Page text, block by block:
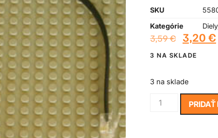
SKU
Kategórie
Diely
3,59€ 3,20 €
3 NA SKLADE
3 na sklade
PRIDAŤ